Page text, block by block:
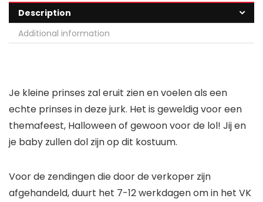
Description
Additional information
Je kleine prinses zal eruit zien en voelen als een
echte prinses in deze jurk. Het is geweldig voor een
themafeest, Halloween of gewoon voor de lol! Jij en
je baby zullen dol zijn op dit kostuum.
Voor de zendingen die door de verkoper zijn
afgehandeld, duurt het 7-12 werkdagen om in het VK